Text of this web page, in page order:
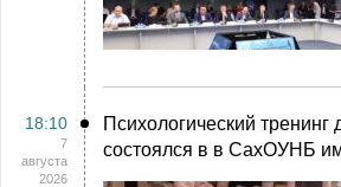
18:10
7
августа
2026
Психологический тренинг
состоялся в в СахОУНБ